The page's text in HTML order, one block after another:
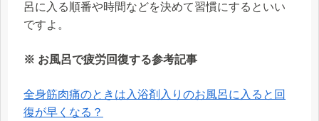
呂に入る順番や時間などを決めて習慣にするといい
ですよ。
※ お風呂で疲労回復する参考記事
全身筋肉痛のときは入浴剤入りのお風呂に入ると回
復が早くなる？